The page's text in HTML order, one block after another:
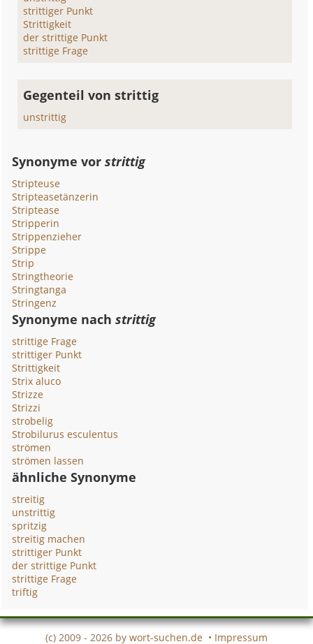
strittiger Punkt
Strittigkeit
der strittige Punkt
strittige Frage
Gegenteil von strittig
unstrittig
Synonyme vorstrittig
Stripteuse
Stripteasetänzerin
Striptease
Stripperin
Strippenzieher
Strippe
Strip
Stringtheorie
Stringtanga
Stringenz
Synonyme nachstrittig
strittige Frage
strittiger Punkt
Strittigkeit
Strix aluco
Strizze
Strizzi
strobelig
Strobilurus esculentus
strömen
strömen lassen
ähnliche Synonyme
streitig
unstrittig
spritzig
streitig machen
strittiger Punkt
der strittige Punkt
strittige Frage
triftig
(c) 2009 - 2026 by wort-suchen.de • Impressum